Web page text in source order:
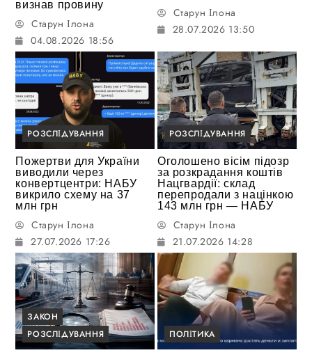
визнав провину
Старун Ілона
04.08.2026 18:56
Старун Ілона
28.07.2026 13:50
РОЗСЛІДУВАННЯ
Пожертви для України
виводили через
конвертцентри: НАБУ
викрило схему на 37
млн грн
Старун Ілона
27.07.2026 17:26
РОЗСЛІДУВАННЯ
Оголошено вісім підозр
за розкрадання коштів
Нацгвардії: склад
перепродали з націнкою
143 млн грн — НАБУ
Старун Ілона
21.07.2026 14:28
ЗАКОН
РОЗСЛІДУВАННЯ
ПОЛІТИКА